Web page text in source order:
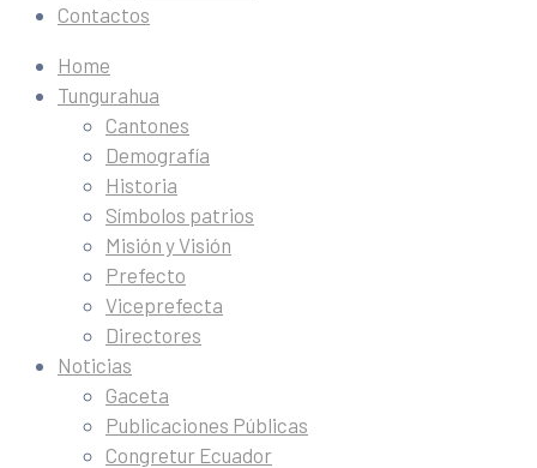
Contactos
Home
Tungurahua
Cantones
Demografía
Historia
Símbolos patrios
Misión y Visión
Prefecto
Viceprefecta
Directores
Noticias
Gaceta
Publicaciones Públicas
Congretur Ecuador